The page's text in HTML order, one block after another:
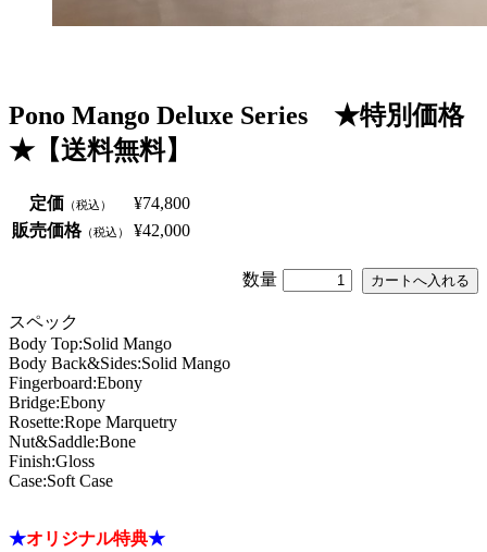
Pono Mango Deluxe Series ★特別価格
★【送料無料】
定価 （税込）
¥74,800
販売価格（税込） ¥42,000
数量
スペック
Body Top:Solid Mango
Body Back&Sides:Solid Mango
Fingerboard:Ebony
Bridge:Ebony
Rosette:Rope Marquetry
Nut&Saddle:Bone
Finish:Gloss
Case:Soft Case
★オリジナル特典★